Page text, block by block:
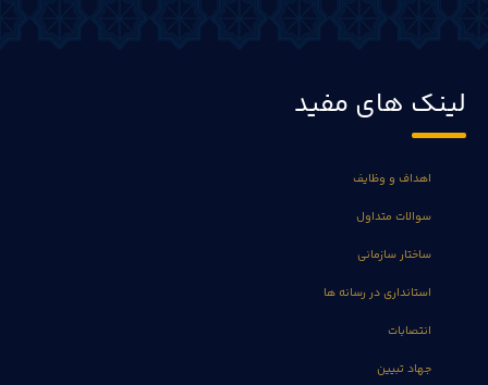
لینک های مفید
اهداف و وظایف
سوالات متداول
ساختار سازمانی
استانداری در رسانه ها
انتصابات
جهاد تبیین